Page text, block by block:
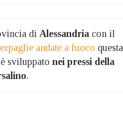
di Alessandria con il
andate a fuoco questa
sviluppato nei pressi della
.